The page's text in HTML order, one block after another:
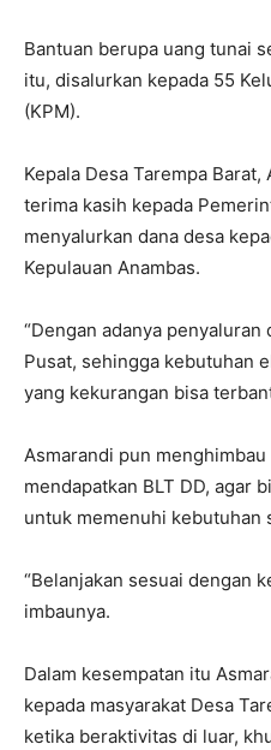
Bantuan berupa uang tunai
itu, disalurkan kepada 55
(KPM).
Kepala Desa Tarempa
terima kasih kepada
menyalurkan dana desa
Kepulauan Anambas.
“Dengan adanya
Pusat, sehingga kebutuhan
yang kekurangan bisa
Asmarandi pun
mendapatkan BLT DD, agar
untuk memenuhi kebutuhan
“Belanjakan sesuai dengan
imbaunya.
Dalam kesempatan itu
kepada masyarakat Desa
ketika beraktivitas di luar,